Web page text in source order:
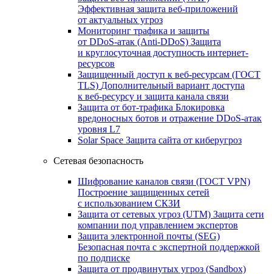
Эффективная защита веб-приложений
от актуальных угроз
Мониторинг трафика и защиты
от DDoS‑атак (Anti‑DDoS) Защита
и круглосуточная доступность интернет-
ресурсов
Защищенный доступ к веб-ресурсам (ГОСТ
TLS) Дополнительный вариант доступа
к веб‑ресурсу и защита канала связи
Защита от бот‑трафика Блокировка
вредоносных ботов и отражение DDoS‑атак
уровня L7
Solar Space Защита сайта от киберугроз
Сетевая безопасность
Шифрование каналов связи (ГОСТ VPN)
Построение защищенных сетей
с использованием СКЗИ
Защита от сетевых угроз (UTM) Защита сети
компании под управлением экспертов
Защита электронной почты (SEG)
Безопасная почта с экспертной поддержкой
по подписке
Защита от продвинутых угроз (Sandbox)